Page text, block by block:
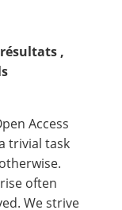
,
Access
trivial task
often
We strive